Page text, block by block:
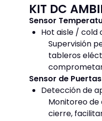
KIT DC
Sensor
Hot aisle / cold
Supervisión
tableros
Sensor de
Detección de
Monitoreo
cierre,